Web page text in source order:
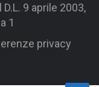
9 aprile 2003,
1
privacy